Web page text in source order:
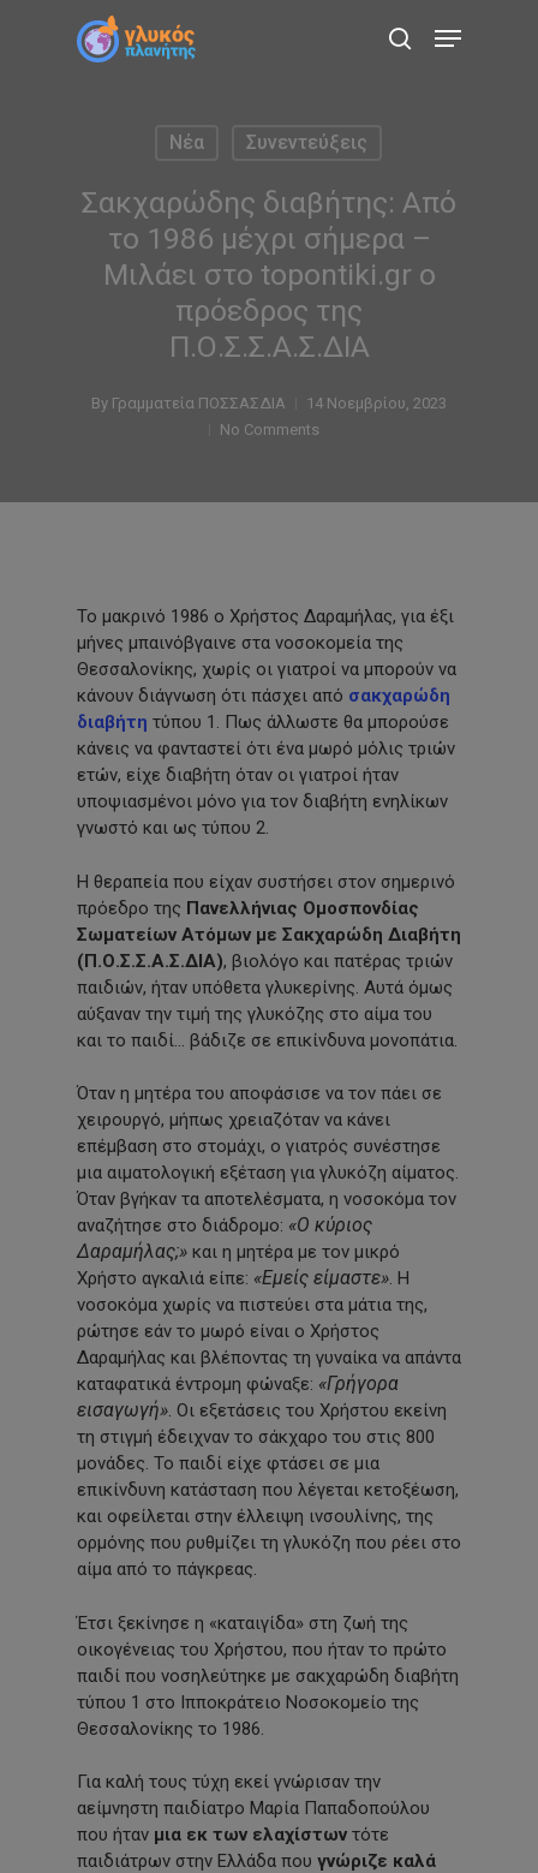
search
Menu
Νέα Συνεντεύξεις
Σακχαρώδης διαβήτης: Από
το 1986 μέχρι σήμερα –
Μιλάει στο topontiki.gr o
πρόεδρος της
Π.Ο.Σ.Σ.Α.Σ.ΔΙΑ
By Γραμματεία ΠΟΣΣΑΣΔΙΑ
14 Νοεμβρίου, 2023
No Comments
Το μακρινό 1986 ο Χρήστος Δαραμήλας, για έξι
μήνες μπαινόβγαινε στα νοσοκομεία της
Θεσσαλονίκης, χωρίς οι γιατροί να μπορούν να
κάνουν διάγνωση ότι πάσχει από σακχαρώδη
διαβήτη τύπου 1. Πως άλλωστε θα μπορούσε
κάνεις να φανταστεί ότι ένα μωρό μόλις τριών
ετών, είχε διαβήτη όταν οι γιατροί ήταν
υποψιασμένοι μόνο για τον διαβήτη ενηλίκων
γνωστό και ως τύπου 2.
Η θεραπεία που είχαν συστήσει στον σημερινό
πρόεδρο της Πανελλήνιας Ομοσπονδίας
Σωματείων Ατόμων με Σακχαρώδη Διαβήτη
(Π.Ο.Σ.Σ.Α.Σ.ΔΙΑ), βιολόγο και πατέρας τριών
παιδιών, ήταν υπόθετα γλυκερίνης. Αυτά όμως
αύξαναν την τιμή της γλυκόζης στο αίμα του
και το παιδί… βάδιζε σε επικίνδυνα μονοπάτια.
Όταν η μητέρα του αποφάσισε να τον πάει σε
χειρουργό, μήπως χρειαζόταν να κάνει
επέμβαση στο στομάχι, ο γιατρός συνέστησε
μια αιματολογική εξέταση για γλυκόζη αίματος.
Όταν βγήκαν τα αποτελέσματα, η νοσοκόμα τον
αναζήτησε στο διάδρομο: «Ο κύριος
Δαραμήλας;» και η μητέρα με τον μικρό
Χρήστο αγκαλιά είπε: «Εμείς είμαστε». Η
νοσοκόμα χωρίς να πιστεύει στα μάτια της,
ρώτησε εάν το μωρό είναι ο Χρήστος
Δαραμήλας και βλέποντας τη γυναίκα να απάντα
καταφατικά έντρομη φώναξε: «Γρήγορα
εισαγωγή». Οι εξετάσεις του Χρήστου εκείνη
τη στιγμή έδειχναν το σάκχαρο του στις 800
μονάδες. Το παιδί είχε φτάσει σε μια
επικίνδυνη κατάσταση που λέγεται κετοξέωση,
και οφείλεται στην έλλειψη ινσουλίνης, της
ορμόνης που ρυθμίζει τη γλυκόζη που ρέει στο
αίμα από το πάγκρεας.
Έτσι ξεκίνησε η «καταιγίδα» στη ζωή της
οικογένειας του Χρήστου, που ήταν το πρώτο
παιδί που νοσηλεύτηκε με σακχαρώδη διαβήτη
τύπου 1 στο Ιπποκράτειο Νοσοκομείο της
Θεσσαλονίκης το 1986.
Για καλή τους τύχη εκεί γνώρισαν την
αείμνηστη παιδίατρο Μαρία Παπαδοπούλου
που ήταν μια εκ των ελαχίστων τότε
παιδιάτρων στην Ελλάδα που γνώριζε καλά